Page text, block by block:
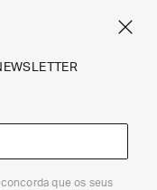
que os seus